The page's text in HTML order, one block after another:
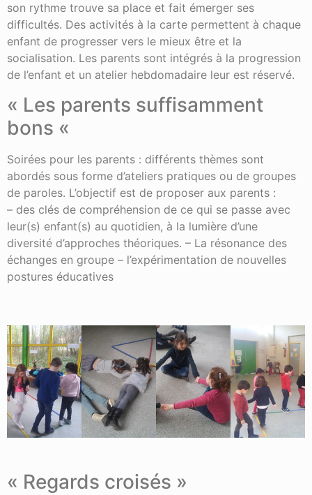
son rythme trouve sa place et fait émerger ses
difficultés. Des activités à la carte permettent à chaque
enfant de progresser vers le mieux être et la
socialisation. Les parents sont intégrés à la progression
de l’enfant et un atelier hebdomadaire leur est réservé.
« Les parents suffisamment
bons «
Soirées pour les parents : différents thèmes sont
abordés sous forme d’ateliers pratiques ou de groupes
de paroles. L’objectif est de proposer aux parents :
– des clés de compréhension de ce qui se passe avec
leur(s) enfant(s) au quotidien, à la lumière d’une
diversité d’approches théoriques. – La résonance des
échanges en groupe – l’expérimentation de nouvelles
postures éducatives
« Regards croisés »